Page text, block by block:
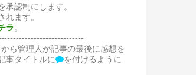
承認制にします。
れます。
ラ 。
ら管理人が記事の最後に感想を
事タイトルに
を付けるように